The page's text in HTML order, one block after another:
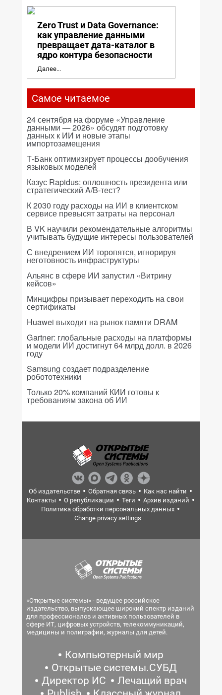
Zero Trust и Data Governance:
как управление данными
превращает дата-каталог в
ядро контура безопасности
Далее...
Самое читаемое
24 сентября на форуме «Управление
данными — 2026» обсудят подготовку
данных к ИИ и новые этапы
импортозамещения
Т-Банк оптимизирует процессы дообучения
языковых моделей
Казус Rapidus: оплошность президента или
стратегический A/B-тест?
К 2030 году расходы на ИИ в клиентском
сервисе превысят затраты на персонал
В VK научили рекомендательные алгоритмы
учитывать будущие интересы пользователей
С внедрением ИИ торопятся, игнорируя
неготовность инфраструктуры
Альянс в сфере ИИ запустил «Витрину
кейсов»
Минцифры призывает переходить на свои
сертификаты
Huawei выходит на рынок памяти DRAM
Gartner: глобальные расходы на платформы
и модели ИИ достигнут 64 млрд долл. в 2026
году
Samsung создает подразделение
робототехники
Только 20% компаний КИИ готовы к
требованиям закона об ИИ
Об издательстве Обратная связь
Как нас найти
Контакты
О републикации Теги
Архив изданий
Политика обработки персональных данных
Change privacy settings
«Открытые системы» - ведущее российское
издательство, выпускающее широкий спектр изданий
для профессионалов и активных пользователей в
сфере ИТ, цифровых устройств, телекоммуникаций,
медицины и полиграфии, журналы для детей.
Компьютерный мир
Открытые системы.СУБД
Директор ИС
Лечащий врач